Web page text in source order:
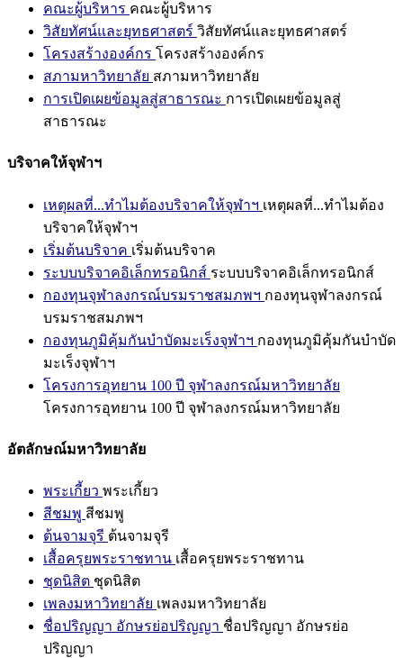
คณะผู้บริหาร คณะผู้บริหาร
วิสัยทัศน์และยุทธศาสตร์ วิสัยทัศน์และยุทธศาสตร์
โครงสร้างองค์กร โครงสร้างองค์กร
สภามหาวิทยาลัย สภามหาวิทยาลัย
การเปิดเผยข้อมูลสู่สาธารณะ การเปิดเผยข้อมูลสู่
สาธารณะ
บริจาคให้จุฬาฯ
เหตุผลที่...ทำไมต้องบริจาคให้จุฬาฯ เหตุผลที่...ทำไมต้อง
บริจาคให้จุฬาฯ
เริ่มต้นบริจาค เริ่มต้นบริจาค
ระบบบริจาคอิเล็กทรอนิกส์ ระบบบริจาคอิเล็กทรอนิกส์
กองทุนจุฬาลงกรณ์บรมราชสมภพฯ กองทุนจุฬาลงกรณ์
บรมราชสมภพฯ
กองทุนภูมิคุ้มกันบำบัดมะเร็งจุฬาฯ กองทุนภูมิคุ้มกันบำบัด
มะเร็งจุฬาฯ
โครงการอุทยาน 100 ปี จุฬาลงกรณ์มหาวิทยาลัย
โครงการอุทยาน 100 ปี จุฬาลงกรณ์มหาวิทยาลัย
อัตลักษณ์มหาวิทยาลัย
พระเกี้ยว พระเกี้ยว
สีชมพู สีชมพู
ต้นจามจุรี ต้นจามจุรี
เสื้อครุยพระราชทาน เสื้อครุยพระราชทาน
ชุดนิสิต ชุดนิสิต
เพลงมหาวิทยาลัย เพลงมหาวิทยาลัย
ชื่อปริญญา อักษรย่อปริญญา ชื่อปริญญา อักษรย่อ
ปริญญา